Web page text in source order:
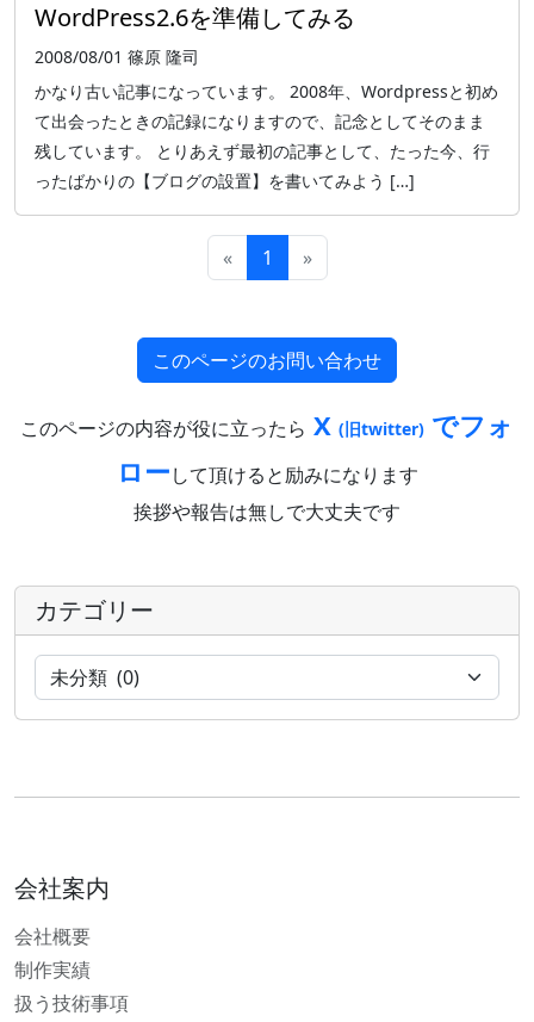
WordPress2.6を準備してみる
2008/08/01 篠原 隆司
かなり古い記事になっています。 2008年、Wordpressと初め
て出会ったときの記録になりますので、記念としてそのまま
残しています。 とりあえず最初の記事として、たった今、行
ったばかりの【ブログの設置】を書いてみよう […]
« 1 »
このページのお問い合わせ
このページの内容が役に立ったら X (旧twitter) でフォ
ローして頂けると励みになります
挨拶や報告は無しで大丈夫です
カテゴリー
会社案内
会社概要
制作実績
扱う技術事項